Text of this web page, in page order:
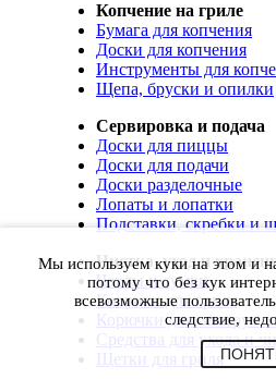
Копчение на гриле
Бумага для копчения
Доски для копчения
Инструменты для
Щепа, бруски и опилки
Сервировка и подача
Доски для пиццы
Доски для подачи
Доски разделочные
Лопаты и лопатки
Подставки, скребки и
Чистка, уход и
Чехлы и сумки
Коврики для гриля
Корючки для
Средства для ухода и
Щетки для гриля
Мы используем куки на этом и
потому что без кук
всевозможные
следствие,